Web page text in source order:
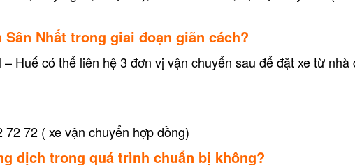
Nhất trong giai đoạn giãn cách?
Huế có thể liên hệ 3 đơn vị vận chuyển sau để đặt xe từ nhà
72 ( xe vận chuyển hợp đồng)
dịch trong quá trình chuẩn bị không?